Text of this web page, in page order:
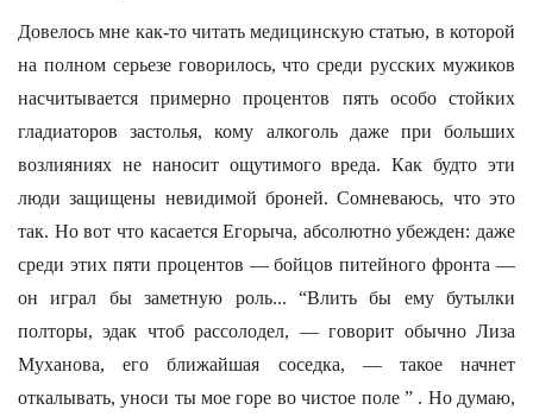
Довелось мне как-то читать медицинскую статью, в которой
на полном серьезе говорилось, что среди русских мужиков
насчитывается примерно процентов пять особо стойких
гладиаторов застолья, кому алкоголь даже при больших
возлияниях не наносит ощутимого вреда. Как будто эти
люди защищены невидимой броней. Сомневаюсь, что это
так. Но вот что касается Егорыча, абсолютно убежден: даже
среди этих пяти процентов — бойцов питейного фронта —
он играл бы заметную роль... “Влить бы ему бутылки
полторы, эдак чтоб рассолодел, — говорит обычно Лиза
Муханова, его ближайшая соседка, — такое начнет
откалывать, уноси ты мое горе во чистое поле ” . Но думаю,